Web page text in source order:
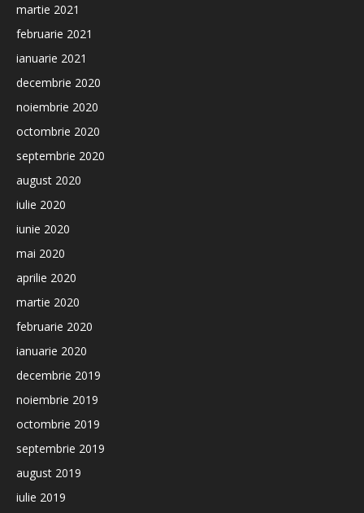
martie 2021
februarie 2021
ianuarie 2021
decembrie 2020
noiembrie 2020
octombrie 2020
septembrie 2020
august 2020
iulie 2020
iunie 2020
mai 2020
aprilie 2020
martie 2020
februarie 2020
ianuarie 2020
decembrie 2019
noiembrie 2019
octombrie 2019
septembrie 2019
august 2019
iulie 2019